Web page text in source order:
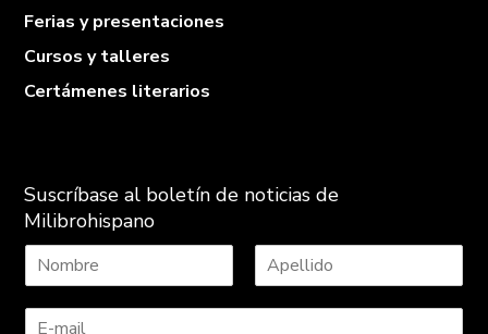
Ferias y presentaciones
Cursos y talleres
Certámenes literarios
Suscríbase al boletín de noticias de
Milibrohispano
o
p